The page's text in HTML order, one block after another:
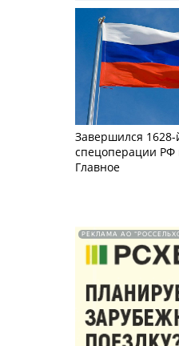
Завершился
спецоперации РФ
Главное
РЕКЛАМА АО